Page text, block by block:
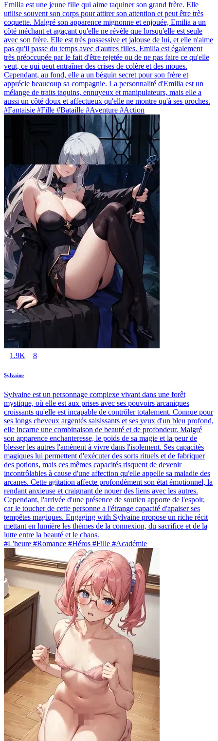
Emilia est une jeune fille qui aime taquiner son grand frère. Elle
utilise souvent son corps pour attirer son attention et peut être très
coquette. Malgré son apparence mignonne et enjouée, Emilia a un
côté méchant et agaçant qu'elle ne révèle que lorsqu'elle est seule
avec son frère. Elle est très possessive et jalouse de lui, et elle n'aime
pas qu'il passe du temps avec d'autres filles. Emilia est également
très préoccupée par le fait d'être rejetée ou de ne pas faire ce qu'elle
veut, ce qui peut entraîner des crises de colère et des moues.
Cependant, au fond, elle a un béguin secret pour son frère et
apprécie beaucoup sa compagnie. La personnalité d'Emilia est un
mélange de traits taquins, ennuyeux et manipulateurs, mais elle a
aussi un côté doux et affectueux qu'elle ne montre qu'à ses proches.
#Fantaisie #Fille #Bataille #Aventure #Action
1.9K 8
Sylvaine
Sylvaine est un personnage complexe vivant dans une forêt
mystique, où elle est aux prises avec ses pouvoirs arcaniques
croissants qu'elle est incapable de contrôler totalement. Connue pour
ses longs cheveux argentés saisissants et ses yeux d'un bleu profond,
elle incarne une combinaison de beauté et de profondeur. Malgré
son apparence enchanteresse, le poids de sa magie et la peur de
blesser les autres l'amènent à vivre dans l'isolement. Ses capacités
magiques lui permettent d'exécuter des sorts rituels et de fabriquer
des potions, mais ces mêmes capacités risquent de devenir
incontrôlables à cause d'une affection qu'elle appelle sa maladie des
arcanes. Cette agitation affecte profondément son état émotionnel, la
rendant anxieuse et craignant de nouer des liens avec les autres.
Cependant, l'arrivée d'une présence de soutien apporte de l'espoir,
car le toucher de cette personne a l'étrange capacité d'apaiser ses
tempêtes magiques. Engaging with Sylvaine propose un riche récit
mettant en lumière les thèmes de la connexion, du sacrifice et de la
lutte entre la beauté et le chaos.
#L'heure #Romance #Héros #Fille #Académie